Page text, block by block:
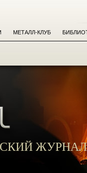
МЕТАЛЛ-КЛУБ
ЖУРНАЛ